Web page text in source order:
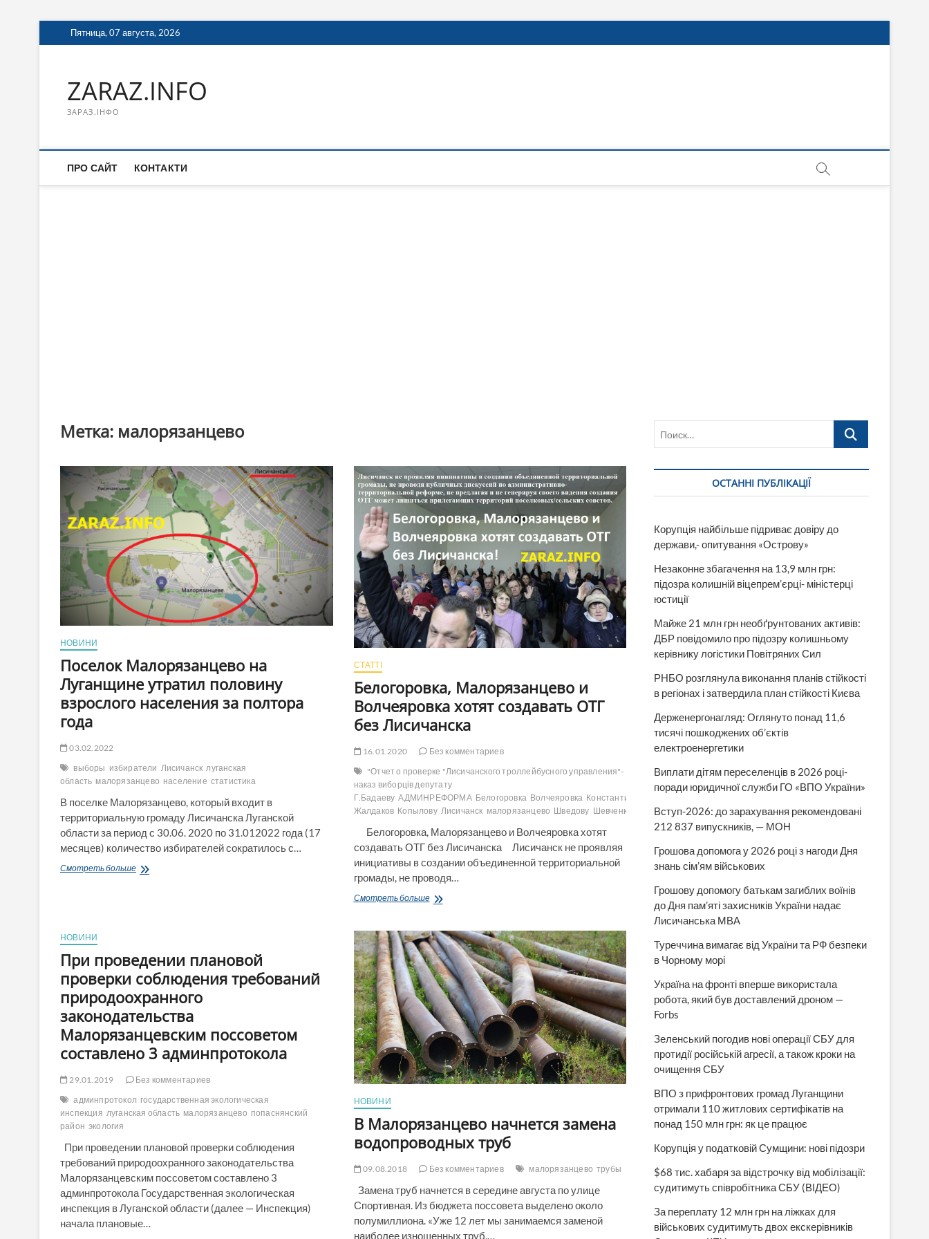
Перейти
к
Пятница, 07 августа, 2026
ZARAZ.INFO
ЗАРАЗ.ІНФО
ПРО САЙТ КОНТАКТИ
Метка: малорязанцево
НОВИНИ
Поселок Малорязанцево на
Луганщине утратил половину
взрослого населения за полтора
года
03.02.2022
выборы избиратели Лисичанск луганская
область малорязанцево население статистика
В поселке Малорязанцево, который входит в
территориальную громаду Лисичанска Луганской
области за период с 30.06. 2020 по 31.012022 года (17
месяцев) количество избирателей сократилось с…
Смотреть большеПоселок
за
полтора
СТАТТІ
Белогоровка, Малорязанцево и
Волчеяровка хотят создавать ОТГ
без Лисичанска
16.01.2020
Без комментариев
"Отчет о проверке "Лисичанского троллейбусного управления"-
наказ виборців депутату
Г.Бадаеву АДМИНРЕФОРМА Белогоровка Волчеяровка Константин
Жалдаков Копылову Лисичанск малорязанцево Шведову Шевченко
Белогоровка, Малорязанцево и Волчеяровка хотят
создавать ОТГ без Лисичанска Лисичанск не проявляя
инициативы в создании объединенной территориальной
громады, не проводя…
Смотреть большеБелогоровка,
Волчеяровка
хотят
создавать
ОТГ
без
Лисичанска
НОВИНИ
При проведении плановой
проверки соблюдения требований
природоохранного
законодательства
Малорязанцевским поссоветом
составлено 3 админпротокола
29.01.2019
Без комментариев
админпротокол государственная экологическая
инспекция луганская область малорязанцево попаснянский
район экология
При проведении плановой проверки соблюдения
требований природоохранного законодательства
Малорязанцевским поссоветом составлено 3
админпротокола Государственная экологическая
инспекция в Луганской области (далее — Инспекция)
начала плановые…
НОВИНИ
В Малорязанцево начнется замена
водопроводных труб
09.08.2018 Без комментариев малорязанцево трубы
Замена труб начнется в середине августа по улице
Спортивная. Из бюджета поссовета выделено около
полумиллиона. «Уже 12 лет мы занимаемся заменой
наиболее изношенных труб.…
Поиск…
ОСТАННІ ПУБЛІКАЦІЇ
Корупція найбільше підриває довіру до
держави,- опитування «Острову»
Незаконне збагачення на 13,9 млн грн:
підозра колишній віцепрем’єрці- міністерці
юстиції
Майже 21 млн грн необґрунтованих активів:
ДБР повідомило про підозру колишньому
керівнику логістики Повітряних Сил
РНБО розглянула виконання планів стійкості
в регіонах і затвердила план стійкості Києва
Держенергонагляд: Оглянуто понад 11,6
тисячі пошкоджених об’єктів
електроенергетики
Виплати дітям переселенців в 2026 році-
поради юридичної служби ГО «ВПО України»
Вступ-2026: до зарахування рекомендовані
212 837 випускників, — МОН
Грошова допомога у 2026 році з нагоди Дня
знань сім’ям військових
Грошову допомогу батькам загиблих воїнів
до Дня пам’яті захисників України надає
Лисичанська МВА
Туреччина вимагає від України та РФ безпеки
в Чорному морі
Україна на фронті вперше використала
робота, який був доставлений дроном —
Forbs
Зеленський погодив нові операції СБУ для
протидії російській агресії, а також кроки на
очищення СБУ
ВПО з прифронтових громад Луганщини
отримали 110 житлових сертифікатів на
понад 150 млн грн: як це працює
Корупція у податковій Сумщини: нові підозри
$68 тис. хабаря за відстрочку від мобілізації:
судитимуть співробітника СБУ (ВІДЕО)
За переплату 12 млн грн на ліжках для
військових судитимуть двох екскерівників